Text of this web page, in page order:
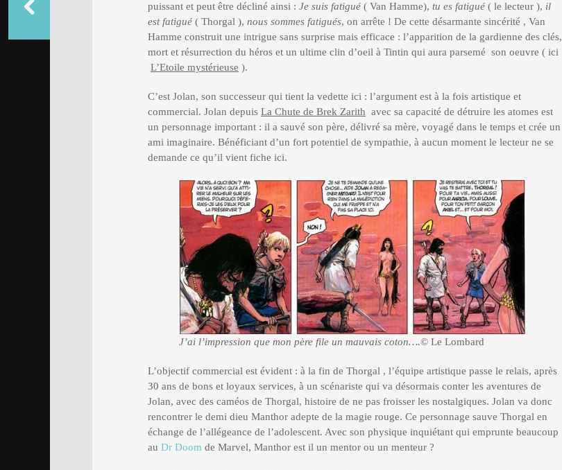
puissant et peut être décliné ainsi : Je suis fatigué ( Van Hamme), tu es fatigué ( le lecteur ), il
est fatigué ( Thorgal ), nous sommes fatigués, on arrête ! De cette désarmante sincérité , Van
Hamme construit une intrigue sans surprise mais efficace : l’apparition de la gardienne des clés,
mort et résurrection du héros et un ultime clin d’oeil à Tintin qui aura parsemé son oeuvre ( ici
L’Etoile mystérieuse ).
C’est Jolan, son successeur qui tient la vedette ici : l’argument est à la fois artistique et
commercial. Jolan depuis La Chute de Brek Zarith avec sa capacité de détruire les atomes est
un personnage important : il a sauvé son père, délivré sa mère, voyagé dans le temps et crée un
ami imaginaire. Bénéficiant d’un fort potentiel de sympathie, à aucun moment le lecteur ne se
demande ce qu’il vient fiche ici.
J’ai l’impression que mon père file un mauvais coton….© Le Lombard
L’objectif commercial est évident : à la fin de Thorgal , l’équipe artistique passe le relais, après
30 ans de bons et loyaux services, à un scénariste qui va désormais conter les aventures de
Jolan, avec des caméos de Thorgal, histoire de ne pas froisser les nostalgiques. Jolan va donc
rencontrer le demi dieu Manthor adepte de la magie rouge. Ce personnage sauve Thorgal en
échange de l’allégeance de l’adolescent. Avec son physique inquiétant qui emprunte beaucoup
au Dr Doom de Marvel, Manthor est il un mentor ou un menteur ?